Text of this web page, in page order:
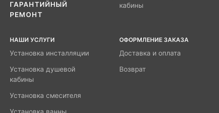
ГАРАНТИЙНЫЙ
РЕМОНТ
кабины
НАШИ УСЛУГИ
Установка инсталляции
Установка душевой
кабины
Установка смесителя
ОФОРМЛЕНИЕ ЗАКАЗА
Доставка и оплата
Возврат